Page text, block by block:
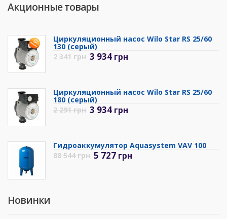
Акционные товары
Циркуляционный насос Wilo Star RS 25/60
130 (серый)
2 341грн 3 934 грн
Циркуляционный насос Wilo Star RS 25/60
180 (серый)
2 291грн 3 934 грн
Гидроаккумулятор Aquasystem VAV 100
88 544грн 5 727 грн
Новинки